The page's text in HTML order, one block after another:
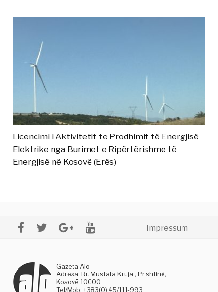
Licencimi i Aktivitetit te Prodhimit të Energjisë
Elektrike nga Burimet e Ripërtërishme të
Energjisë në Kosovë (Erës)
Impressum
Gazeta Alo
Adresa: Rr. Mustafa Kruja , Prishtinë,
Kosovë 10000
Tel/Mob: +383(0) 45/111-993